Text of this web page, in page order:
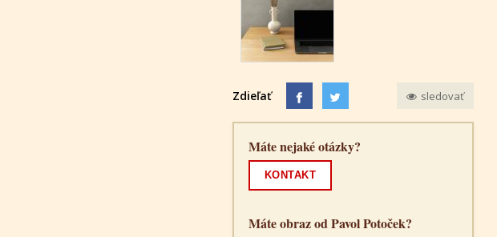
Zdieľať sledovať
Máte nejaké otázky?
KONTAKT
Máte obraz od Pavol Potoček?